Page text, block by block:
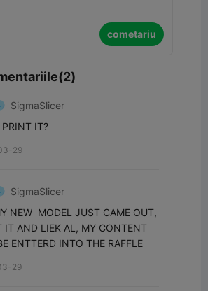
cometariu
SigmaSlicer
PRINT IT?
29
SigmaSlicer
NEW  MODEL JUST CAME OUT,
IT AND LIEK AL, MY CONTENT
ENTTERD INTO THE RAFFLE
29